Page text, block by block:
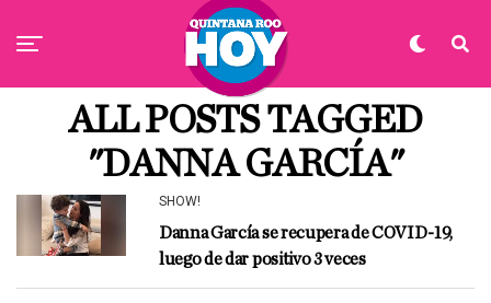
ALL POSTS TAGGED
"DANNA GARCÍA"
SHOW!
Danna García se recupera de COVID-19,
luego de dar positivo 3 veces